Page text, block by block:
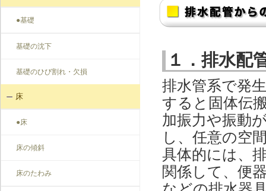
●基礎
基礎の沈下
基礎のひび割れ・欠損
床
●床
床の傾斜
床のたわみ
１．排水配
排水管系で発
すると固体伝
加振力や振動
し、任意の空
具体的には、
関係して、便